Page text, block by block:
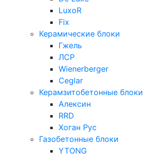
LuxoR
Fix
Керамические блоки
Гжель
ЛСР
Wienerberger
Ceglar
Керамзитобетонные блоки
Алексин
RRD
Хоган Рус
Газобетонные блоки
YTONG